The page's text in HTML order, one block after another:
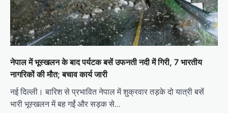
नेपाल में भूस्खलन के बाद पर्यटक बसें उफनती नदी में गिरी, 7 भारतीय
नागरिकों की मौत; बचाव कार्य जारी
नई दिल्ली। बारिश से प्रभावित नेपाल में शुक्रवार तड़के दो यात्री बसें
भारी भूस्खलन में बह गईं और सड़क से…